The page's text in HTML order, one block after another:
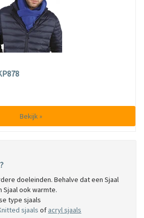
Bekijk »
doeleinden. Behalve dat een Sjaal
Sjaal ook warmte.
type sjaals
sjaals of acryl sjaals